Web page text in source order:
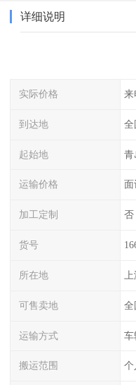
详细说明
实际价格 来
到达地 全
起始地 青
运输价格 面
加工定制 否
货号
所在地
可售卖地 全
运输方式 车
搬运范围 个